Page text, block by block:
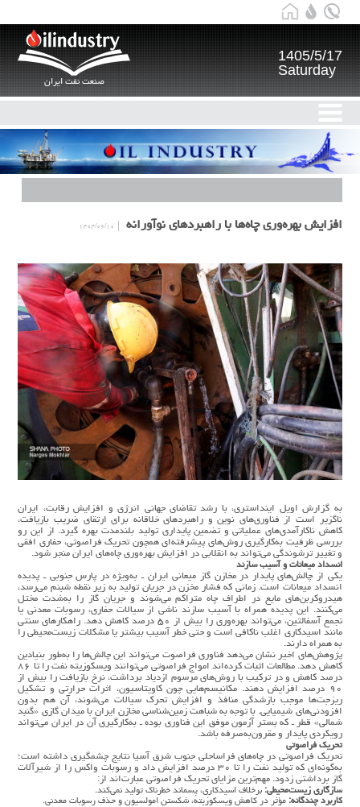
صنعت نفت ایران
1405/5/17
Saturday
افزایش بهره‌وری چاه‌ها با راهبردهای نوآورانه ۱۴۰۴/۰۶/۱۰
به گزارش اویل اینداستری، با رشد تقاضای جهانی انرژی و افزایش رقابت، ایران
ناگزیر است از فناوری‌های نوین و راهبردهای خلاقانه برای ارتقای ضریب بازیافت،
کاهش ناکارآمدی‌های عملیاتی و تضمین پایداری تولید بلندمدت بهره گیرد. از این رو
بررسی ظرفیت به‌کارگیری روش‌های پیشرفته‌ای همچون تحریک فراصوتی، حفاری افقی
و تغییر ترشوندگی می‌تواند به انقلابی در افزایش بهره‌وری چاه‌های ایران منجر شود.
انسداد میعانات و آسیب سازند
یکی از چالش‌های پایدار در مخازن گاز میعانی ایران ـ به‌ویژه در پارس جنوبی ـ پدیده
انسداد میعانات است. زمانی که فشار مخزن در جریان تولید به زیر نقطه شبنم می‌رسد،
هیدروکربن‌های مایع در اطراف چاه متراکم می‌شوند و جریان گاز را به‌شدت مختل
می‌کنند. این پدیده همراه با آسیب سازند ناشی از سیالات حفاری، رسوبات معدنی یا
تجمع آسفالتین، می‌تواند بهره‌وری را بیش از ۵۰ درصد کاهش دهد. راهکارهای سنتی
مانند اسیدکاری اغلب ناکافی است و حتی خطر آسیب بیشتر یا مشکلات زیست‌محیطی را
به همراه دارند.
پژوهش‌های اخیر نشان می‌دهد فناوری فراصوت می‌تواند این چالش‌ها را به‌طور بنیادین
کاهش دهد. مطالعات اثبات کرده‌اند امواج فراصوتی می‌توانند ویسکوزیته نفت را تا ۸۶
درصد کاهش و در ترکیب با روش‌های مرسوم ازدیاد برداشت، نرخ بازیافت را بیش از
۹۰ درصد افزایش دهند. مکانیسم‌هایی چون کاویتاسیون، اثرات حرارتی و تشکیل
ریزجت‌ها موجب بازشدگی منافذ و افزایش تحرک سیالات می‌شوند، آن هم بدون
افزودنی‌های شیمیایی. با توجه به شباهت زمین‌شناسی مخازن ایران با میدان گازی «گنبد
شمالی» قطر ـ که بستر آزمون موفق این فناوری بوده ـ به‌کارگیری آن در ایران می‌تواند
رویکردی پایدار و مقرون‌به‌صرفه باشد.
تحریک فراصوتی
تحریک فراصوتی در چاه‌های فراساحلی جنوب شرق آسیا نتایج چشمگیری داشته است؛
به‌گونه‌ای که تولید نفت را تا ۳۰ درصد افزایش داد و رسوبات واکس را از شیرآلات
گاز برداشتی زدود. مهم‌ترین مزایای تحریک فراصوتی عبارت‌اند از:
سازگاری زیست‌محیطی: برخلاف اسیدکاری، پسماند خطرناک تولید نمی‌کند.
کاربرد چندگانه: مؤثر در کاهش ویسکوزیته، شکستن امولسیون و حذف رسوبات معدنی.